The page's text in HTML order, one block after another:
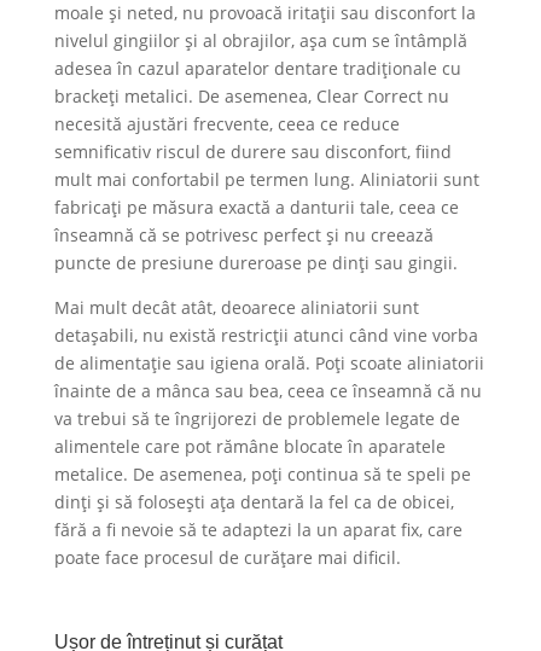
moale și neted, nu provoacă iritații sau disconfort la
nivelul gingiilor și al obrajilor, așa cum se întâmplă
adesea în cazul aparatelor dentare tradiționale cu
brackeți metalici. De asemenea, Clear Correct nu
necesită ajustări frecvente, ceea ce reduce
semnificativ riscul de durere sau disconfort, fiind
mult mai confortabil pe termen lung. Aliniatorii sunt
fabricați pe măsura exactă a danturii tale, ceea ce
înseamnă că se potrivesc perfect și nu creează
puncte de presiune dureroase pe dinți sau gingii.
Mai mult decât atât, deoarece aliniatorii sunt
detașabili, nu există restricții atunci când vine vorba
de alimentație sau igiena orală. Poți scoate aliniatorii
înainte de a mânca sau bea, ceea ce înseamnă că nu
va trebui să te îngrijorezi de problemele legate de
alimentele care pot rămâne blocate în aparatele
metalice. De asemenea, poți continua să te speli pe
dinți și să folosești ața dentară la fel ca de obicei,
fără a fi nevoie să te adaptezi la un aparat fix, care
poate face procesul de curățare mai dificil.
Ușor de întreținut și curățat